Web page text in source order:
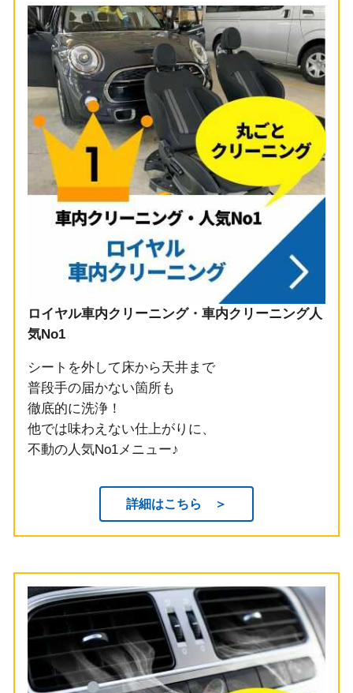
ロイヤル車内クリーニング・車内クリーニング人
気No1
シートを外して床から天井まで
普段手の届かない箇所も
徹底的に洗浄！
他では味わえない仕上がりに、
不動の人気No1メニュー♪
詳細はこちら ＞